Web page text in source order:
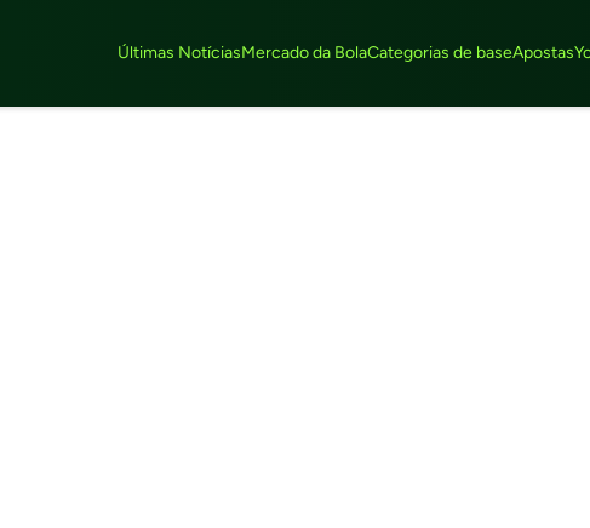
Últimas NotíciasMercado da BolaCategorias de baseApostas